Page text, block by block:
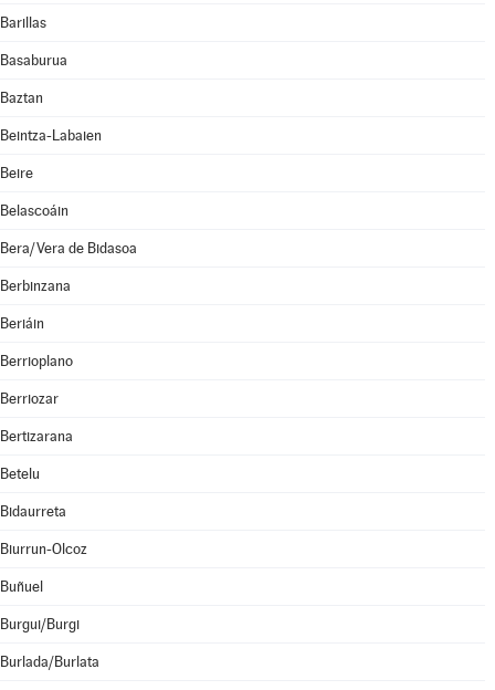
Barillas
Basaburua
Baztan
Beintza-Labaien
Beire
Belascoáin
Bera/Vera de Bidasoa
Berbinzana
Beriáin
Berrioplano
Berriozar
Bertizarana
Betelu
Bidaurreta
Biurrun-Olcoz
Buñuel
Burgui/Burgi
Burlada/Burlata